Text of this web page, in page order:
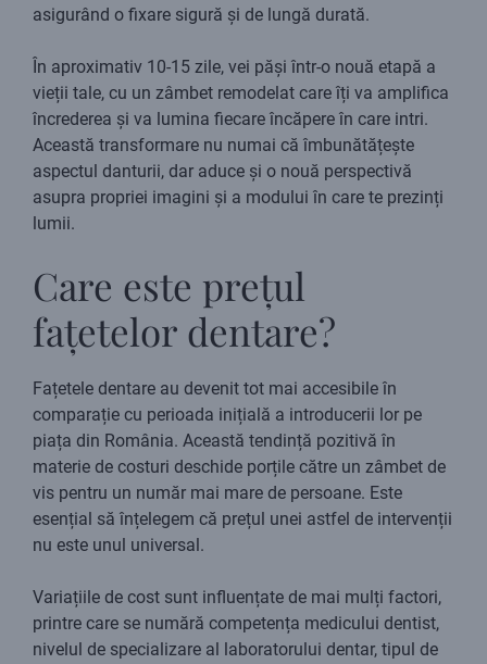
asigurând o fixare sigură și de lungă durată.
În aproximativ 10-15 zile, vei păși într-o nouă etapă a
vieții tale, cu un zâmbet remodelat care îți va amplifica
încrederea și va lumina fiecare încăpere în care intri.
Această transformare nu numai că îmbunătățește
aspectul danturii, dar aduce și o nouă perspectivă
asupra propriei imagini și a modului în care te prezinți
lumii.
Care este prețul
fațetelor dentare?
Fațetele dentare au devenit tot mai accesibile în
comparație cu perioada inițială a introducerii lor pe
piața din România. Această tendință pozitivă în
materie de costuri deschide porțile către un zâmbet de
vis pentru un număr mai mare de persoane. Este
esențial să înțelegem că prețul unei astfel de intervenții
nu este unul universal.
Variațiile de cost sunt influențate de mai mulți factori,
printre care se numără competența medicului dentist,
nivelul de specializare al laboratorului dentar, tipul de